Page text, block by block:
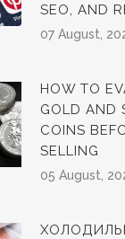
SEO, AND
07 August,
HOW TO
GOLD AND
COINS
SELLING
05 August,